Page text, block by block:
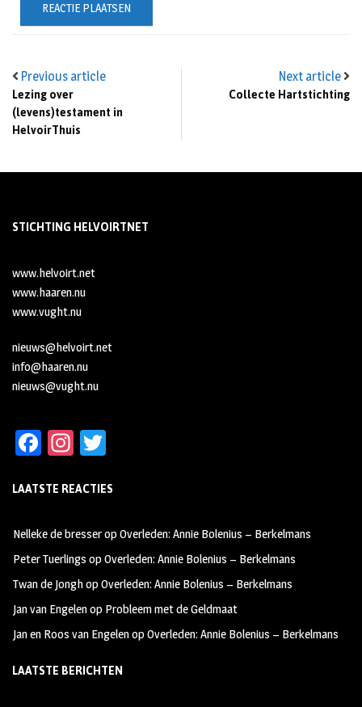
Previous article
Lezing over
(levens)testament in
HelvoirThuis
Next article
Collecte Hartstichting
STICHTING HELVOIRTNET
www.helvoirt.net
www.haaren.nu
www.vught.nu
nieuws@helvoirt.net
info@haaren.nu
nieuws@vught.nu
Fa
b
oo
k
In
ag
m
tt
LAATSTE REACTIES
Nelleke de bresseropOverleden: Annie Bolenius – Berkelmans
Peter Tuerlings opOverleden: Annie Bolenius – Berkelmans
Twan de JonghopOverleden: Annie Bolenius – Berkelmans
Jan van Engelenop Probleem met de Geldmaat
Jan en Roos van EngelenopOverleden: Annie Bolenius – Berkelmans
LAATSTE BERICHTEN